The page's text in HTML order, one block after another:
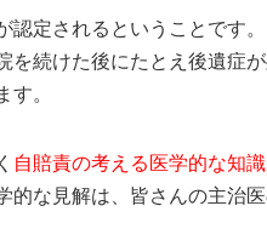
認定されるということです
を続けた後にたとえ後遺症
。
自賠責の考える医学的な知識
的な見解は、皆さんの主治